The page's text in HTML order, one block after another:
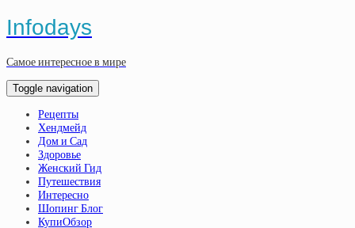
Infodays
Самое интересное в мире
Toggle navigation
Рецепты
Хендмейд
Дом и Сад
Здоровье
Женский Гид
Путешествия
Интересно
Шопинг Блог
КупиОбзор